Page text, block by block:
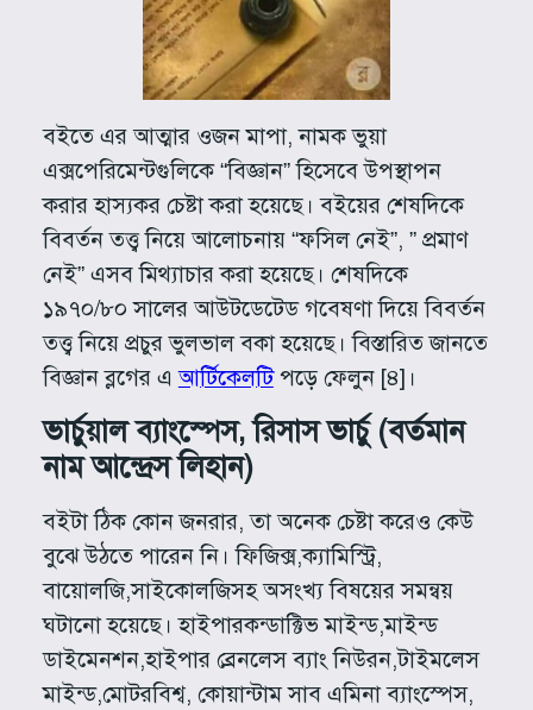
বইতে এর আত্মার ওজন মাপা, নামক ভুয়া
এক্সপেরিমেন্টগুলিকে “বিজ্ঞান” হিসেবে উপস্থাপন
করার হাস্যকর চেষ্টা করা হয়েছে। বইয়ের শেষদিকে
বিবর্তন তত্ত্ব নিয়ে আলোচনায় “ফসিল নেই”, ” প্রমাণ
নেই” এসব মিথ্যাচার করা হয়েছে। শেষদিকে
১৯৭০/৮০ সালের আউটডেটেড গবেষণা দিয়ে বিবর্তন
তত্ত্ব নিয়ে প্রচুর ভুলভাল বকা হয়েছে। বিস্তারিত জানতে
বিজ্ঞান ব্লগের এআর্টিকেলটিপড়ে ফেলুন [৪]।
ভার্চুয়াল ব্যাংস্পেস, রিসাস ভার্চু (বর্তমান
নাম আন্দ্রেস লিহান)
বইটা ঠিক কোন জনরার, তা অনেক চেষ্টা করেও কেউ
বুঝে উঠতে পারেন নি। ফিজিক্স,ক্যামিস্ট্রি,
বায়োলজি,সাইকোলজিসহ অসংখ্য বিষয়ের সমন্বয়
ঘটানো হয়েছে। হাইপারকন্ডাক্টিভ মাইন্ড,মাইন্ড
ডাইমেনশন,হাইপার ব্রেনলেস ব্যাং নিউরন,টাইমলেস
মাইন্ড,মোটরবিশ্ব, কোয়ান্টাম সাব এমিনা ব্যাংস্পেস,